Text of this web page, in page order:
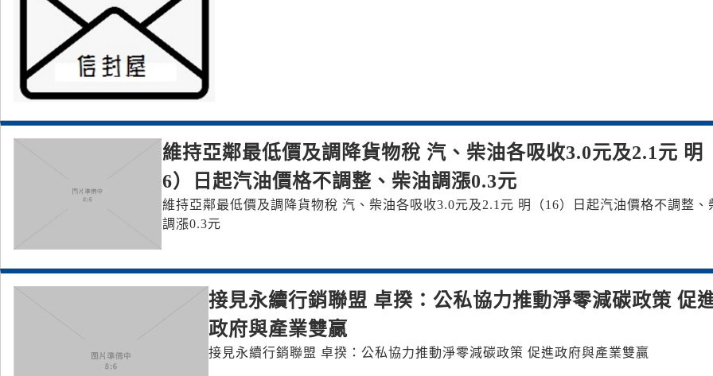
維持亞鄰最低價及調降貨物稅 汽、柴油各吸收3.0元及2.1元 明
6）日起汽油價格不調整、柴油調漲0.3元
維持亞鄰最低價及調降貨物稅 汽、柴油各吸收3.0元及2.1元 明（16）日起汽油價格不調整、
調漲0.3元
接見永續行銷聯盟 卓揆：公私協力推動淨零減碳政策 促
政府與產業雙贏
接見永續行銷聯盟 卓揆：公私協力推動淨零減碳政策 促進政府與產業雙贏